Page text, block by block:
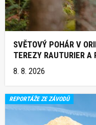
SVĚTOVÝ POHÁR V
TEREZY RAUTURIER
8. 8. 2026
REPORTÁŽE ZE ZÁVODŮ